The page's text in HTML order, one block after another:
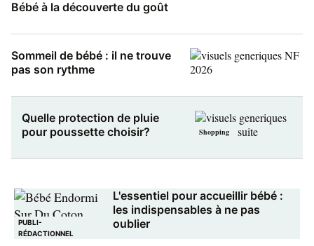
Bébé à la découverte du goût
Sommeil de bébé : il ne trouve
pas son rythme
Shopping
Quelle protection de pluie
pour poussette choisir?
PUBLI-
RÉDACTIONNEL
L'essentiel pour accueillir bébé :
les indispensables à ne pas
oublier